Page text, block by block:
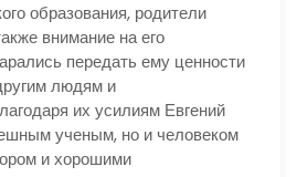
образования, родители
внимание на его
передать ему ценности
людям и
их усилиям Евгений
ученым, но и человеком
и хорошими